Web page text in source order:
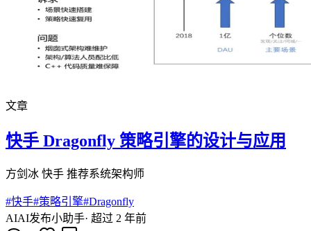
文章
快手 Dragonfly 策略引擎的设计与应用
方剑冰 快手 推荐系统架构师
#快手#策略引擎#Dragonfly
AIAI发布小助手· 超过 2 年前